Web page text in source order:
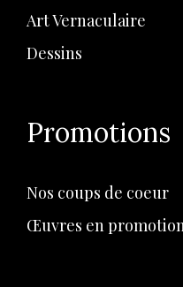
Art Vernaculaire
Dessins
Promotions
Nos coups de coeur
Œuvres en